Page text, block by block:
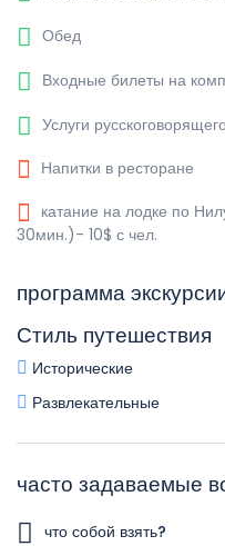
Обед
Входные билеты на
Услуги
Напитки в ресторане
катание на лодке по
30мин.)- 10$ с чел.
программа
Стиль путешествия
Исторические
Развлекательные
часто задаваемые
что собой взять?